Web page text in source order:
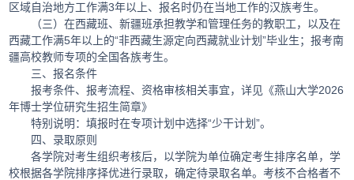
区域自治地方工作满3年以上、报名时仍在当地工作的汉族考生。
（三）在西藏班、新疆班承担教学和管理任务的教职工，以及在
西藏工作满5年以上的“非西藏生源定向西藏就业计划”毕业生；报考南
疆高校教师专项的全国各族考生。
三、报名条件
报考条件、报考流程、资格审核相关事宜，详见《燕山大学2026
年博士学位研究生招生简章》
特别说明：填报时在专项计划中选择“少干计划”。
四、录取原则
各学院对考生组织考核后，以学院为单位确定考生排序名单，学
校根据各学院排序择优进行录取，确定待录取名单。考核不合格者不